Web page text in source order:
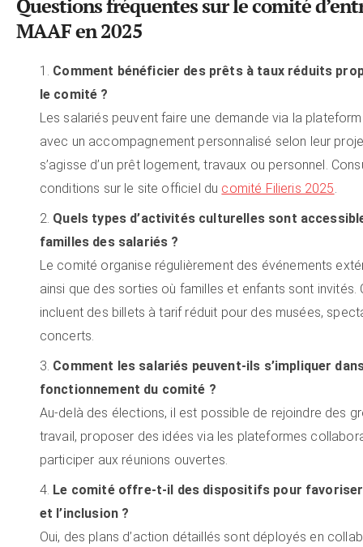
Questions fréquentes sur le comité
MAAF en 2025
Comment bénéficier des prêts à taux réduits
le comité ?
Les salariés peuvent faire une demande via la
avec un accompagnement personnalisé selon leur
s’agisse d’un prêt logement, travaux ou personnel.
conditions sur le site officiel du comité Filieris 2025.
Quels types d’activités culturelles sont
familles des salariés ?
Le comité organise régulièrement des événements
ainsi que des sorties où familles et enfants sont invités.
incluent des billets à tarif réduit pour des musées,
concerts.
Comment les salariés peuvent-ils s’impliquer
fonctionnement du comité ?
Au-delà des élections, il est possible de rejoindre des
travail, proposer des idées via les plateformes
participer aux réunions ouvertes.
Le comité offre-t-il des dispositifs pour favoriser
et l’inclusion ?
Oui, des plans d’action détaillés sont déployés en